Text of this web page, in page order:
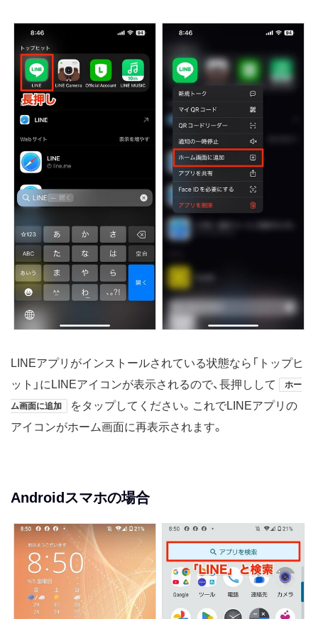
LINEアプリがインストールされている状態なら「トップヒ
ット」にLINEアイコンが表示されるので、長押しして
ホー
ム画面に追加
をタップしてください。これでLINEアプリの
アイコンがホーム画面に再表示されます。
Androidスマホの場合